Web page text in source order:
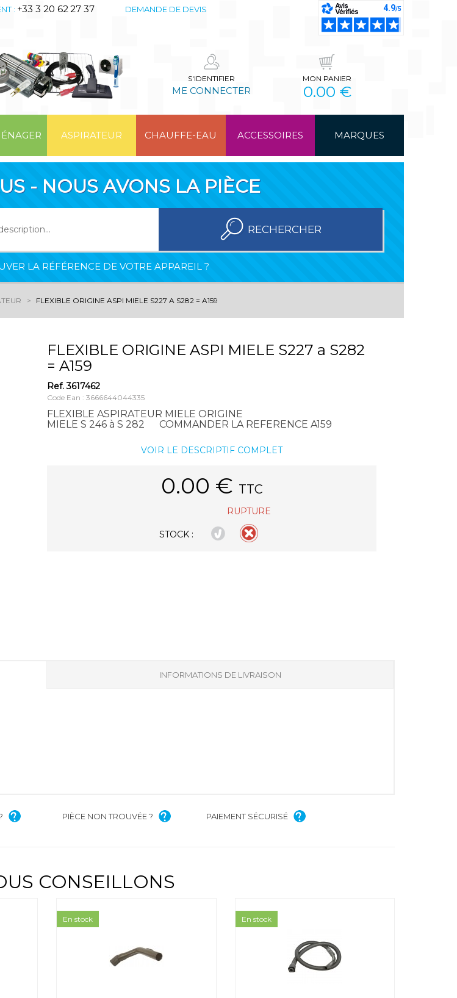
: +33 3 20 62 27 37 DEMANDE DE DEVIS
S'IDENTIFIER
ME CONNECTER
MON PANIER
0.00 €
ASPIRATEUR CHAUFFE-EAU ACCESSOIRES MARQUES
- NOUS AVONS LA PIÈCE
RECHERCHER
LA RÉFÉRENCE DE VOTRE APPAREIL ?
FLEXIBLE ORIGINE ASPI MIELE S227 A S282 = A159
FLEXIBLE ORIGINE ASPI MIELE S227 a S282
= A159
Ref.3617462
Code Ean : 3666644044335
FLEXIBLE ASPIRATEUR MIELE ORIGINE
MIELE S 246 à S 282 COMMANDER LA REFERENCE A159
VOIR LE DESCRIPTIF COMPLET
0.00 € TTC
STOCK :
RUPTURE
INFORMATIONS DE LIVRAISON
PIÈCE NON TROUVÉE ? PAIEMENT SÉCURISÉ
CONSEILLONS
En stock En stock